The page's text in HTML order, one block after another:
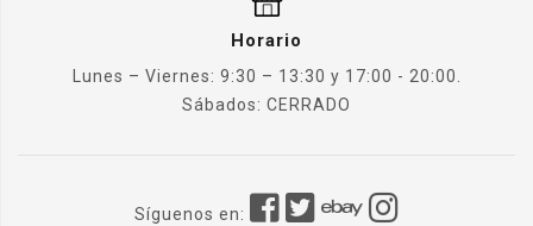
Horario
Lunes – Viernes: 9:30 – 13:30 y 17:00 - 20:00.
Sábados: CERRADO
Síguenos en: